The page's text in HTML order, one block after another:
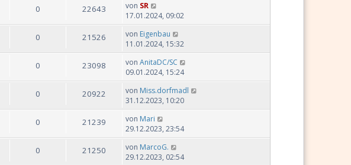
0 22643 von SR
17.01.2024, 09:02
0 21526 von Eigenbau
11.01.2024, 15:32
0 23098 von AnitaDC/SC
09.01.2024, 15:24
0 20922 von Miss.dorfmadl
31.12.2023, 10:20
0 21239 von Mari
29.12.2023, 23:54
0 21250 von MarcoG.
29.12.2023, 02:54